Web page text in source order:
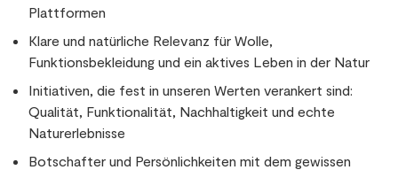
Plattformen
Klare und natürliche Relevanz für Wolle,
Funktionsbekleidung und ein aktives Leben in der Natur
Initiativen, die fest in unseren Werten verankert sind:
Qualität, Funktionalität, Nachhaltigkeit und echte
Naturerlebnisse
Botschafter und Persönlichkeiten mit dem gewissen